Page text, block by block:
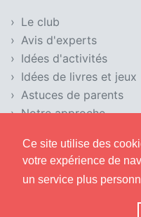
Ce site utilise des
votre expérience de
un service plus
Le club
Avis d'experts
Idées d'activités
Idées de livres et jeux
Astuces de parents
Notre approche
Mentions légales
Politique de
Utilisation des cookies